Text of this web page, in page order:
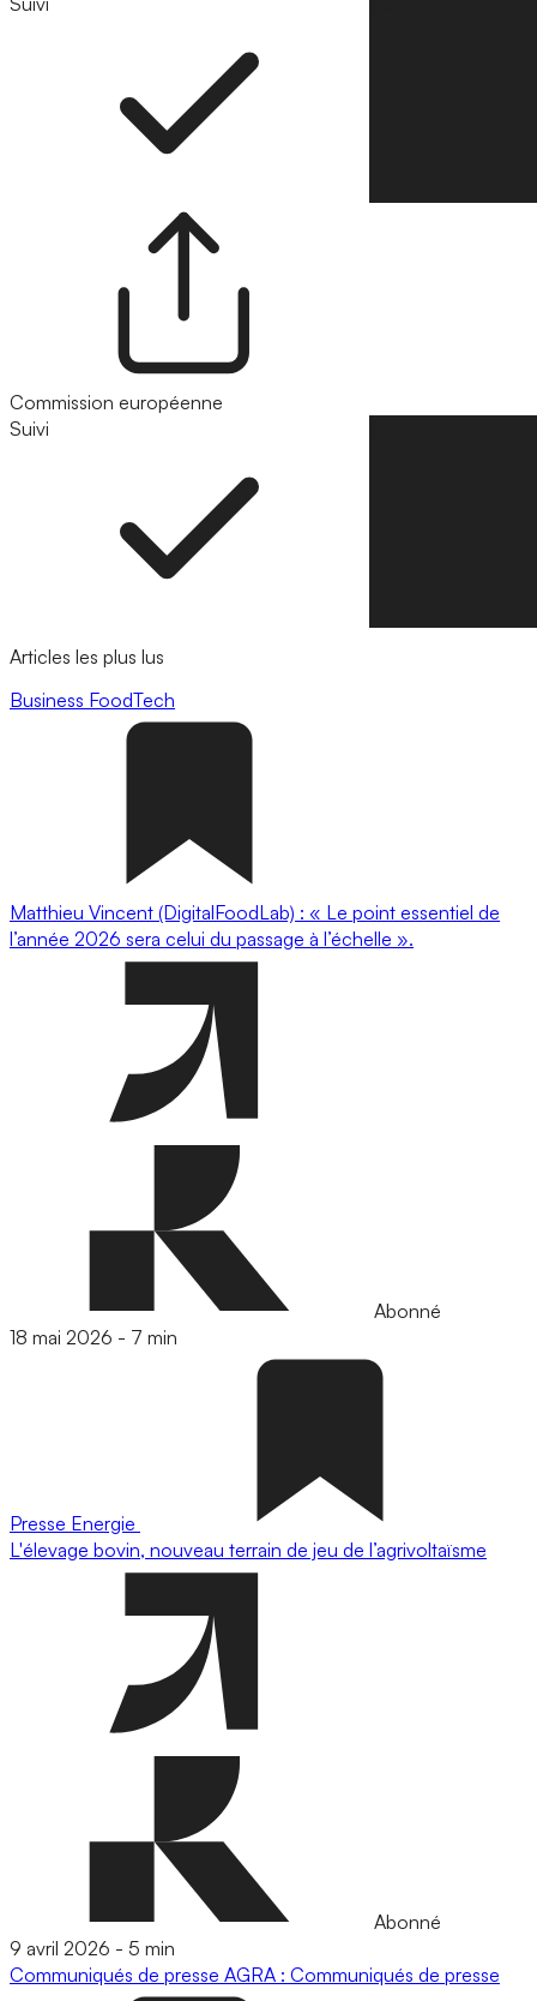
Commission européenne
Suivi
Articles les plus lus
Business FoodTech
Matthieu Vincent (DigitalFoodLab) : « Le point essentiel de
l’année 2026 sera celui du passage à l’échelle ».
Abonné
18 mai 2026 - 7 min
Presse Energie
L'élevage bovin, nouveau terrain de jeu de l’agrivoltaïsme
Abonné
9 avril 2026 - 5 min
Communiqués de presse AGRA : Communiqués de presse